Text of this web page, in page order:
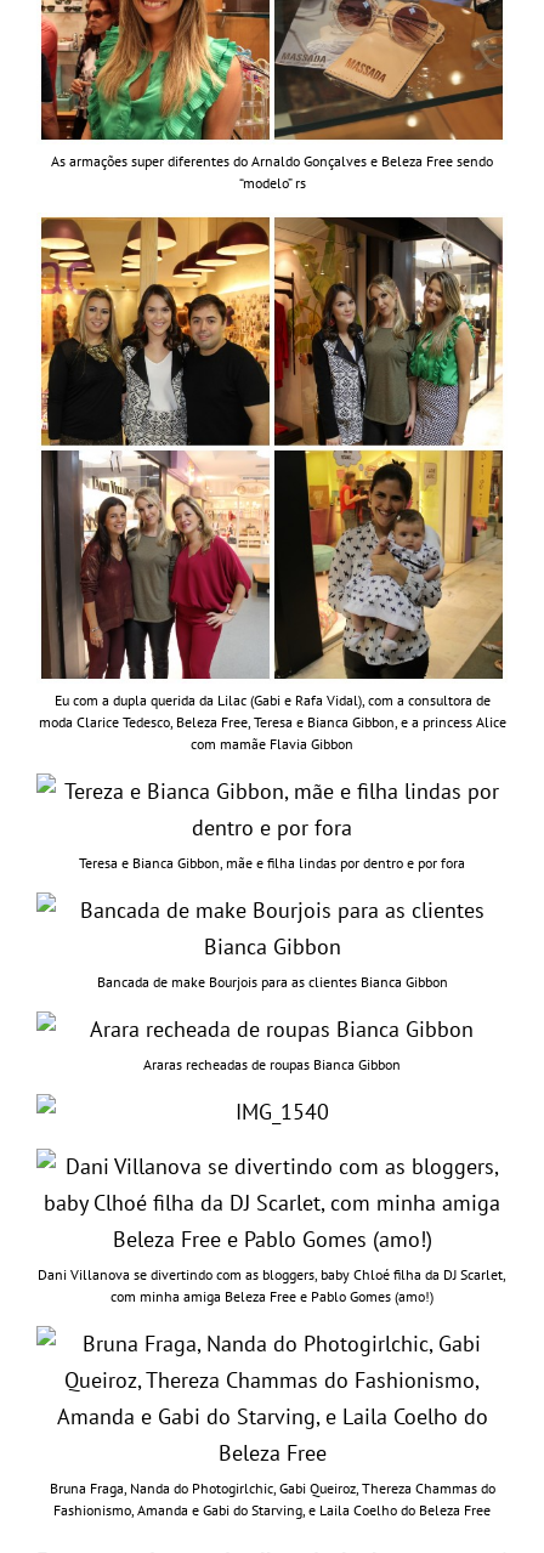
As armações super diferentes do Arnaldo Gonçalves e Beleza Free sendo
“modelo” rs
Eu com a dupla querida da Lilac (Gabi e Rafa Vidal), com a consultora de
moda Clarice Tedesco, Beleza Free, Teresa e Bianca Gibbon, e a princess Alice
com mamãe Flavia Gibbon
Teresa e Bianca Gibbon, mãe e filha lindas por dentro e por fora
Bancada de make Bourjois para as clientes Bianca Gibbon
Araras recheadas de roupas Bianca Gibbon
Dani Villanova se divertindo com as bloggers, baby Chloé filha da DJ Scarlet,
com minha amiga Beleza Free e Pablo Gomes (amo!)
Bruna Fraga, Nanda do Photogirlchic, Gabi Queiroz, Thereza Chammas do
Fashionismo, Amanda e Gabi do Starving, e Laila Coelho do Beleza Free